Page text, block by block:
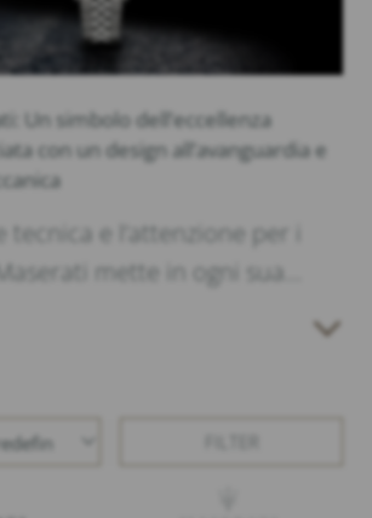
Un simbolo dell’eccellenza
con un design all’avanguardia e
tecnica e l’attenzione per i
mette in ogni sua